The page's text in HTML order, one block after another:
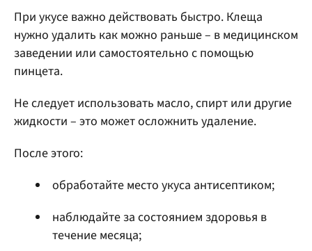
При укусе важно действовать быстро. Клеща
нужно удалить как можно раньше – в медицинском
заведении или самостоятельно с помощью
пинцета.
Не следует использовать масло, спирт или другие
жидкости – это может осложнить удаление.
После этого:
обработайте место укуса антисептиком;
наблюдайте за состоянием здоровья в
течение месяца;